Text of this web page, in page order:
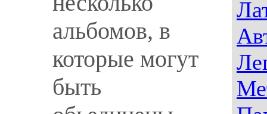
альбомов, в
которые могут
быть